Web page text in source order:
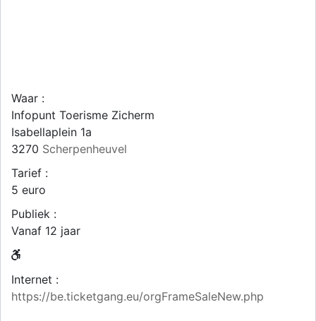
Waar :
Infopunt Toerisme Zicherm
Isabellaplein 1a
3270 Scherpenheuvel
Tarief :
5 euro
Publiek :
Vanaf 12 jaar
Internet :
https://be.ticketgang.eu/orgFrameSaleNew.php